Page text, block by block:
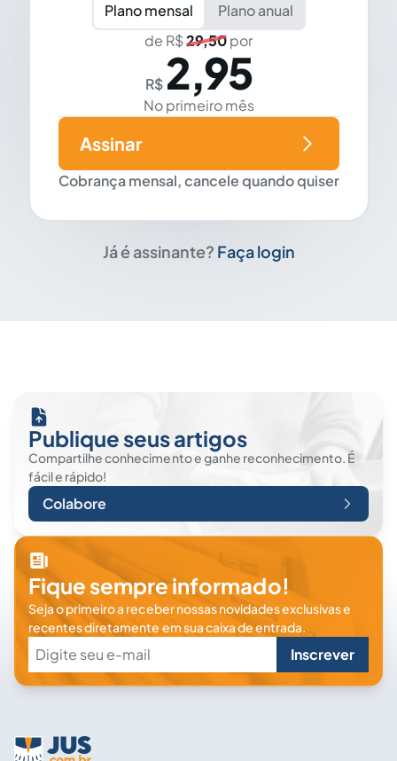
Plano mensal
Plano anual
de R$29,50por
R$ 2,95
No primeiro mês
Cobrança mensal, cancele quando quiser
Assinar
Já é assinante? Faça login
Publique seus artigos
Compartilhe conhecimento e ganhe reconhecimento. É
fácil e rápido!
Colabore
Fique sempre informado!
Seja o primeiro a receber nossas novidades exclusivas e
recentes diretamente em sua caixa de entrada.
Inscrever